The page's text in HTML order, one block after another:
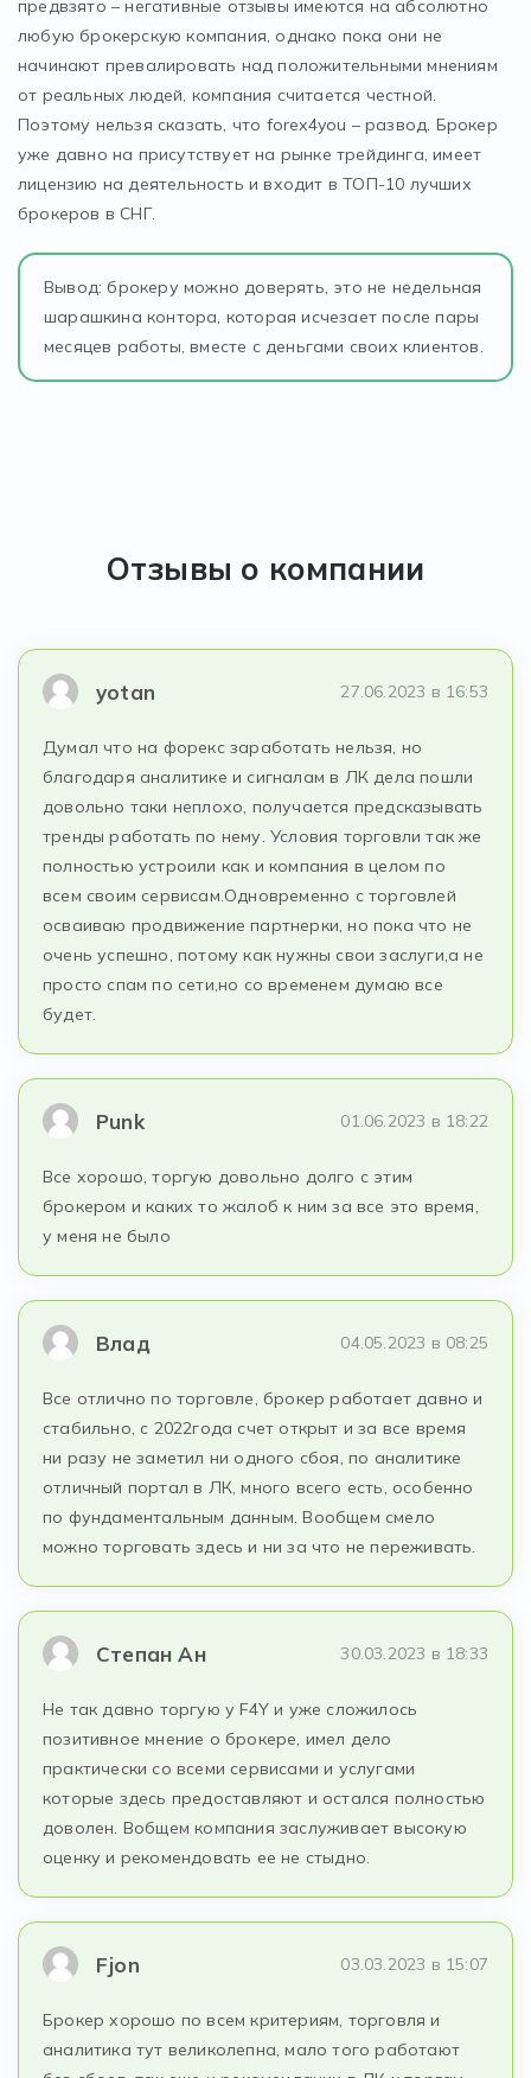
предвзято – негативные отзывы имеются на абсолютно
любую брокерскую компания, однако пока они не
начинают превалировать над положительными мнениям
от реальных людей, компания считается честной.
Поэтому нельзя сказать, что forex4you – развод. Брокер
уже давно на присутствует на рынке трейдинга, имеет
лицензию на деятельность и входит в ТОП-10 лучших
брокеров в СНГ.
Вывод: брокеру можно доверять, это не недельная
шарашкина контора, которая исчезает после пары
месяцев работы, вместе с деньгами своих клиентов.
Отзывы о компании
yotan 27.06.2023 в 16:53
Думал что на форекс заработать нельзя, но
благодаря аналитике и сигналам в ЛК дела пошли
довольно таки неплохо, получается предсказывать
тренды работать по нему. Условия торговли так же
полностью устроили как и компания в целом по
всем своим сервисам.Одновременно с торговлей
осваиваю продвижение партнерки, но пока что не
очень успешно, потому как нужны свои заслуги,а не
просто спам по сети,но со временем думаю все
будет.
Punk 01.06.2023 в 18:22
Все хорошо, торгую довольно долго с этим
брокером и каких то жалоб к ним за все это время,
у меня не было
Влад 04.05.2023 в 08:25
Все отлично по торговле, брокер работает давно и
стабильно, с 2022года счет открыт и за все время
ни разу не заметил ни одного сбоя, по аналитике
отличный портал в ЛК, много всего есть, особенно
по фундаментальным данным. Вообщем смело
можно торговать здесь и ни за что не переживать.
Степан Ан 30.03.2023 в 18:33
Не так давно торгую у F4Y и уже сложилось
позитивное мнение о брокере, имел дело
практически со всеми сервисами и услугами
которые здесь предоставляют и остался полностью
доволен. Вобщем компания заслуживает высокую
оценку и рекомендовать ее не стыдно.
Fjon 03.03.2023 в 15:07
Брокер хорошо по всем критериям, торговля и
аналитика тут великолепна, мало того работают